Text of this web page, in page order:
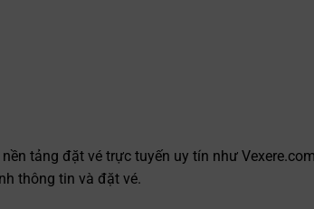
tảng đặt vé trực tuyến uy tín như
thông tin và đặt vé.